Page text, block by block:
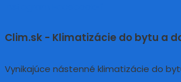
Clim.sk - Klimatizácie do bytu a
Vynikajúce nástenné klimatizácie do